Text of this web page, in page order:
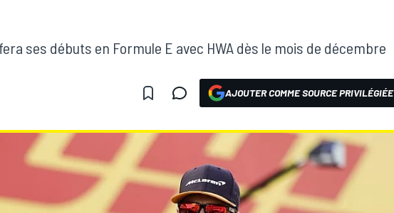
ses débuts en Formule E avec HWA dès le mois de décembre
AJOUTER COMME SOURCE PRIVILÉGIÉE